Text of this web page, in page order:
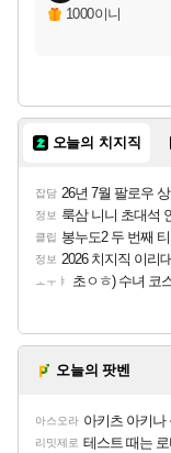
1000이니
오늘의 치지직
잡담 26년 7월 팔로우 상승량
정보 룩삼 니니 초대석
클립 봉누도2 두 번째
정보 2026 치지직 이리
ㅗㅜㅑ 초ㅇㅎ) 수녀 코
오늘의 팟벤
아스오라 아키츠 아키나 성우
리밋제로 테스트 때는 로비에 온